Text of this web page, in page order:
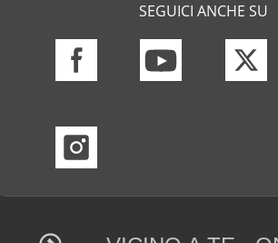
SEGUICI ANCHE SU